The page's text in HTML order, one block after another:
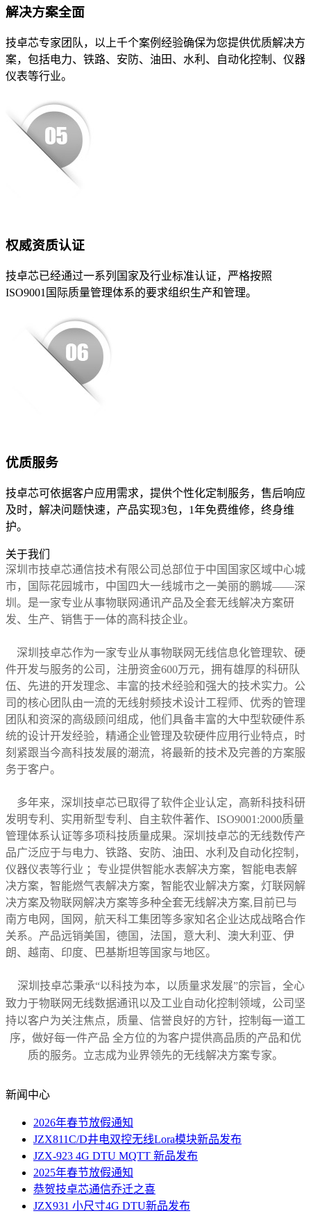
解决方案全面
技卓芯专家团队，以上千个案例经验确保为您提供优质解决方
案，包括电力、铁路、安防、油田、水利、自动化控制、仪器
仪表等行业。
权威资质认证
技卓芯已经通过一系列国家及行业标准认证，严格按照
ISO9001国际质量管理体系的要求组织生产和管理。
优质服务
技卓芯可依据客户应用需求，提供个性化定制服务，售后响应
及时，解决问题快速，产品实现3包，1年免费维修，终身维
护。
关于我们
深圳市技卓芯通信技术有限公司总部位于中国 国家区域中心城
市， 国际花园城市，中国四大一线城市之一美丽的鹏城——深
圳。是一家专业从事物联网通讯产品及全套无线解决方案研
发、生产、 销售于一体的高科技企业。
深圳技卓芯作为一家专业从事物联网无线信息化管理软、硬
件开发与服务的公司， 注册资金600万元， 拥有雄厚的科研队
伍、先进的开发理念、丰富的技术经验和强大的技术实力。公
司的核心团队由一流的无线射频技术设计工程师、 优秀的管理
团队和资深的高级顾问 组成，他们具备丰富的大中型软硬件系
统的设计开发经验，精通企业管理及软硬件应用行业特点，时
刻紧跟当今高科技发展的潮流，将最新的技术及完善的方案服
务于客户。
多年来，深圳技卓芯已取得了软件企业认定， 高新科技科研
发明专利、实用新型专利、自主软件著作、ISO9001:2000质量
管理体系认证等多项科技质量成果。深圳技卓芯的无线数传产
品广泛应于与电力、铁路、安防、油田、水利及自动化控制，
仪器仪表等行业 ；专业提供智能水表解决方案，智能电表解
决方案，智能燃气表解决方案，智能农业解决方案，灯联网解
决方案及物联网解决方案等多种全套无线解决方案,目前已与
南方电网，国网，航天科工集团等多家知名企业达成战略合作
关系。产品远销美国， 德国， 法国，意大利 、 澳大利亚、 伊
朗、越南、印度、巴基斯坦等国家与地区。
深圳技卓芯秉承“以科技为本，以质量求发展”的宗旨，全心
致力于物联网无线数据通讯以及工业自动化控制领域，公司坚
持以客户为关注焦点，质量、信誉良好的方针，控制每一道工
序，做好每一件产品 全方位的为客户提供高品质的产品和优
质的服务。立志成为业界领先的无线解决方案专家。
新闻中心
2026年春节放假通知
JZX811C/D井电双控无线Lora模块新品发布
JZX-923 4G DTU MQTT 新品发布
2025年春节放假通知
恭贺技卓芯通信乔迁之喜
JZX931 小尺寸4G DTU新品发布